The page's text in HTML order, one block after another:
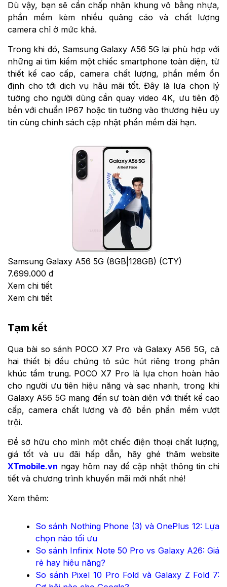
Dù vậy, bạn sẽ cần chấp nhận khung vỏ bằng nhựa,
phần mềm kèm nhiều quảng cáo và chất lượng
camera chỉ ở mức khá.
Trong khi đó, Samsung Galaxy A56 5G lại phù hợp với
những ai tìm kiếm một chiếc smartphone toàn diện, từ
thiết kế cao cấp, camera chất lượng, phần mềm ổn
định cho tới dịch vụ hậu mãi tốt. Đây là lựa chọn lý
tưởng cho người dùng cần quay video 4K, ưu tiên độ
bền với chuẩn IP67 hoặc tin tưởng vào thương hiệu uy
tín cùng chính sách cập nhật phần mềm dài hạn.
Samsung Galaxy A56 5G (8GB|128GB) (CTY)
7.699.000 đ
Xem chi tiết
Xem chi tiết
Tạm kết
Qua bài so sánh POCO X7 Pro và Galaxy A56 5G, cả
hai thiết bị đều chứng tỏ sức hút riêng trong phân
khúc tầm trung. POCO X7 Pro là lựa chọn hoàn hảo
cho người ưu tiên hiệu năng và sạc nhanh, trong khi
Galaxy A56 5G mang đến sự toàn diện với thiết kế cao
cấp, camera chất lượng và độ bền phần mềm vượt
trội.
Để sở hữu cho mình một chiếc điện thoại chất lượng,
giá tốt và ưu đãi hấp dẫn, hãy ghé thăm website
XTmobile.vn ngay hôm nay để cập nhật thông tin chi
tiết và chương trình khuyến mãi mới nhất nhé!
Xem thêm:
So sánh Nothing Phone (3) và OnePlus 12: Lựa
chọn nào tối ưu
So sánh Infinix Note 50 Pro vs Galaxy A26: Giá
rẻ hay hiệu năng?
So sánh Pixel 10 Pro Fold và Galaxy Z Fold 7: